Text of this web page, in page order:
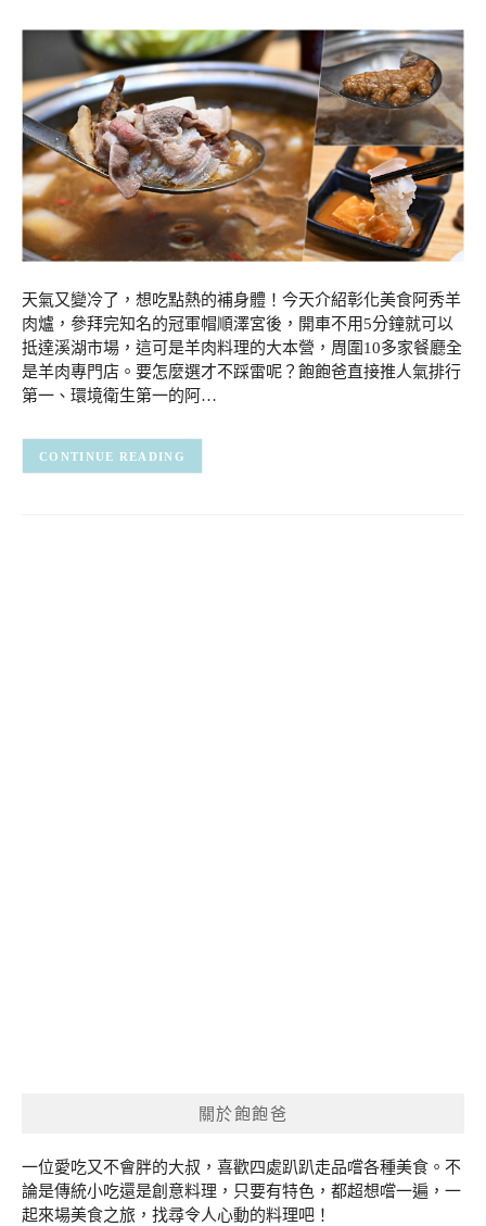
天氣又變冷了，想吃點熱的補身體！今天介紹彰化美食阿秀羊
肉爐，參拜完知名的冠軍帽順澤宮後，開車不用5分鐘就可以
抵達溪湖市場，這可是羊肉料理的大本營，周圍10多家餐廳全
是羊肉專門店。要怎麼選才不踩雷呢？飽飽爸直接推人氣排行
第一、環境衛生第一的阿…
CONTINUE READING
關於飽飽爸
一位愛吃又不會胖的大叔，喜歡四處趴趴走品嚐各種美食。不
論是傳統小吃還是創意料理，只要有特色，都超想嚐一遍，一
起來場美食之旅，找尋令人心動的料理吧！